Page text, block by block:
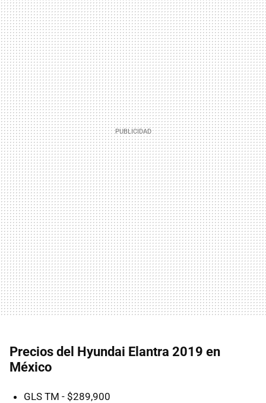
Precios del Hyundai Elantra 2019 en
México
GLS TM - $289,900